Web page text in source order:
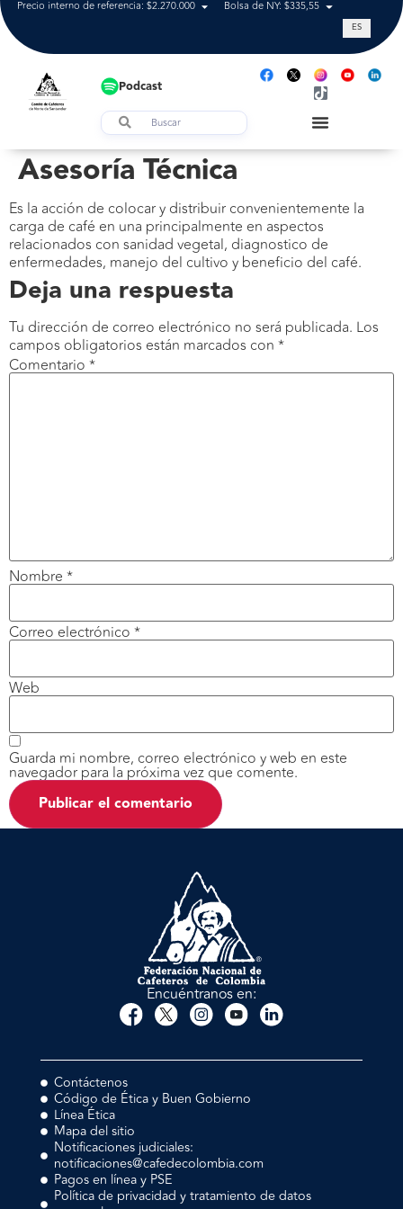
Precio interno de referencia: $2.270.000 Bolsa de NY: $335,55 Tasa de
ES
Podcast
Asesoría Técnica
Es la acción de colocar y distribuir convenientemente la
carga de café en una principalmente en aspectos
relacionados con sanidad vegetal, diagnostico de
enfermedades, manejo del cultivo y beneficio del café.
Deja una respuesta
Tu dirección de correo electrónico no será publicada. Los
campos obligatorios están marcados con *
Comentario *
Nombre *
Correo electrónico *
Web
Guarda mi nombre, correo electrónico y web en este
navegador para la próxima vez que comente.
Encuéntranos en:
Contáctenos
Código de Ética y Buen Gobierno
Línea Ética
Mapa del sitio
Notificaciones judiciales:
notificaciones@cafedecolombia.com
Pagos en línea y PSE
Política de privacidad y tratamiento de datos